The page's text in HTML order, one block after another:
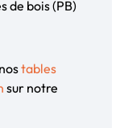
de bois (PB)
tables
sur notre